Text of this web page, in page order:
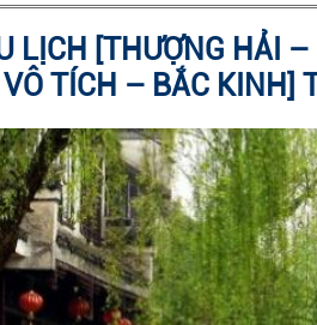
LỊCH [THƯỢNG HẢI
TÍCH – BẮC KINH]